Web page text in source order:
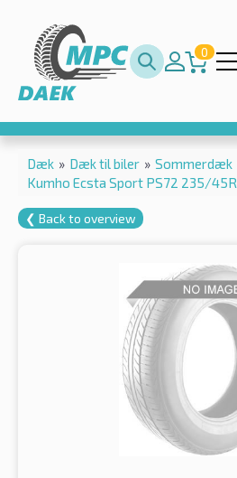
0
Dæk » Dæk til biler » Sommerdæk
Kumho Ecsta Sport PS72 235/
❮ Back to overview